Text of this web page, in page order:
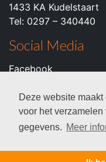
Deze website
voor het
gegevens. Meer
1433 KA Kudelstaart
Tel: 0297 – 340440
Social Media
Facebook
Youtube